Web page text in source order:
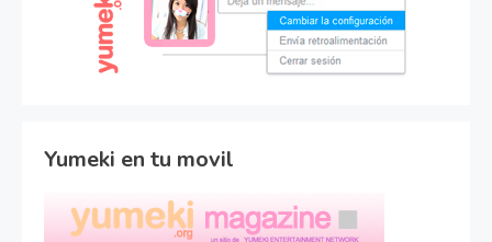
Yumeki en tu movil